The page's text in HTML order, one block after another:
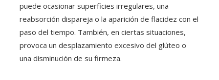
puede ocasionar superficies irregulares, una
reabsorción dispareja o la aparición de flacidez con el
paso del tiempo. También, en ciertas situaciones,
provoca un desplazamiento excesivo del glúteo o
una disminución de su firmeza.